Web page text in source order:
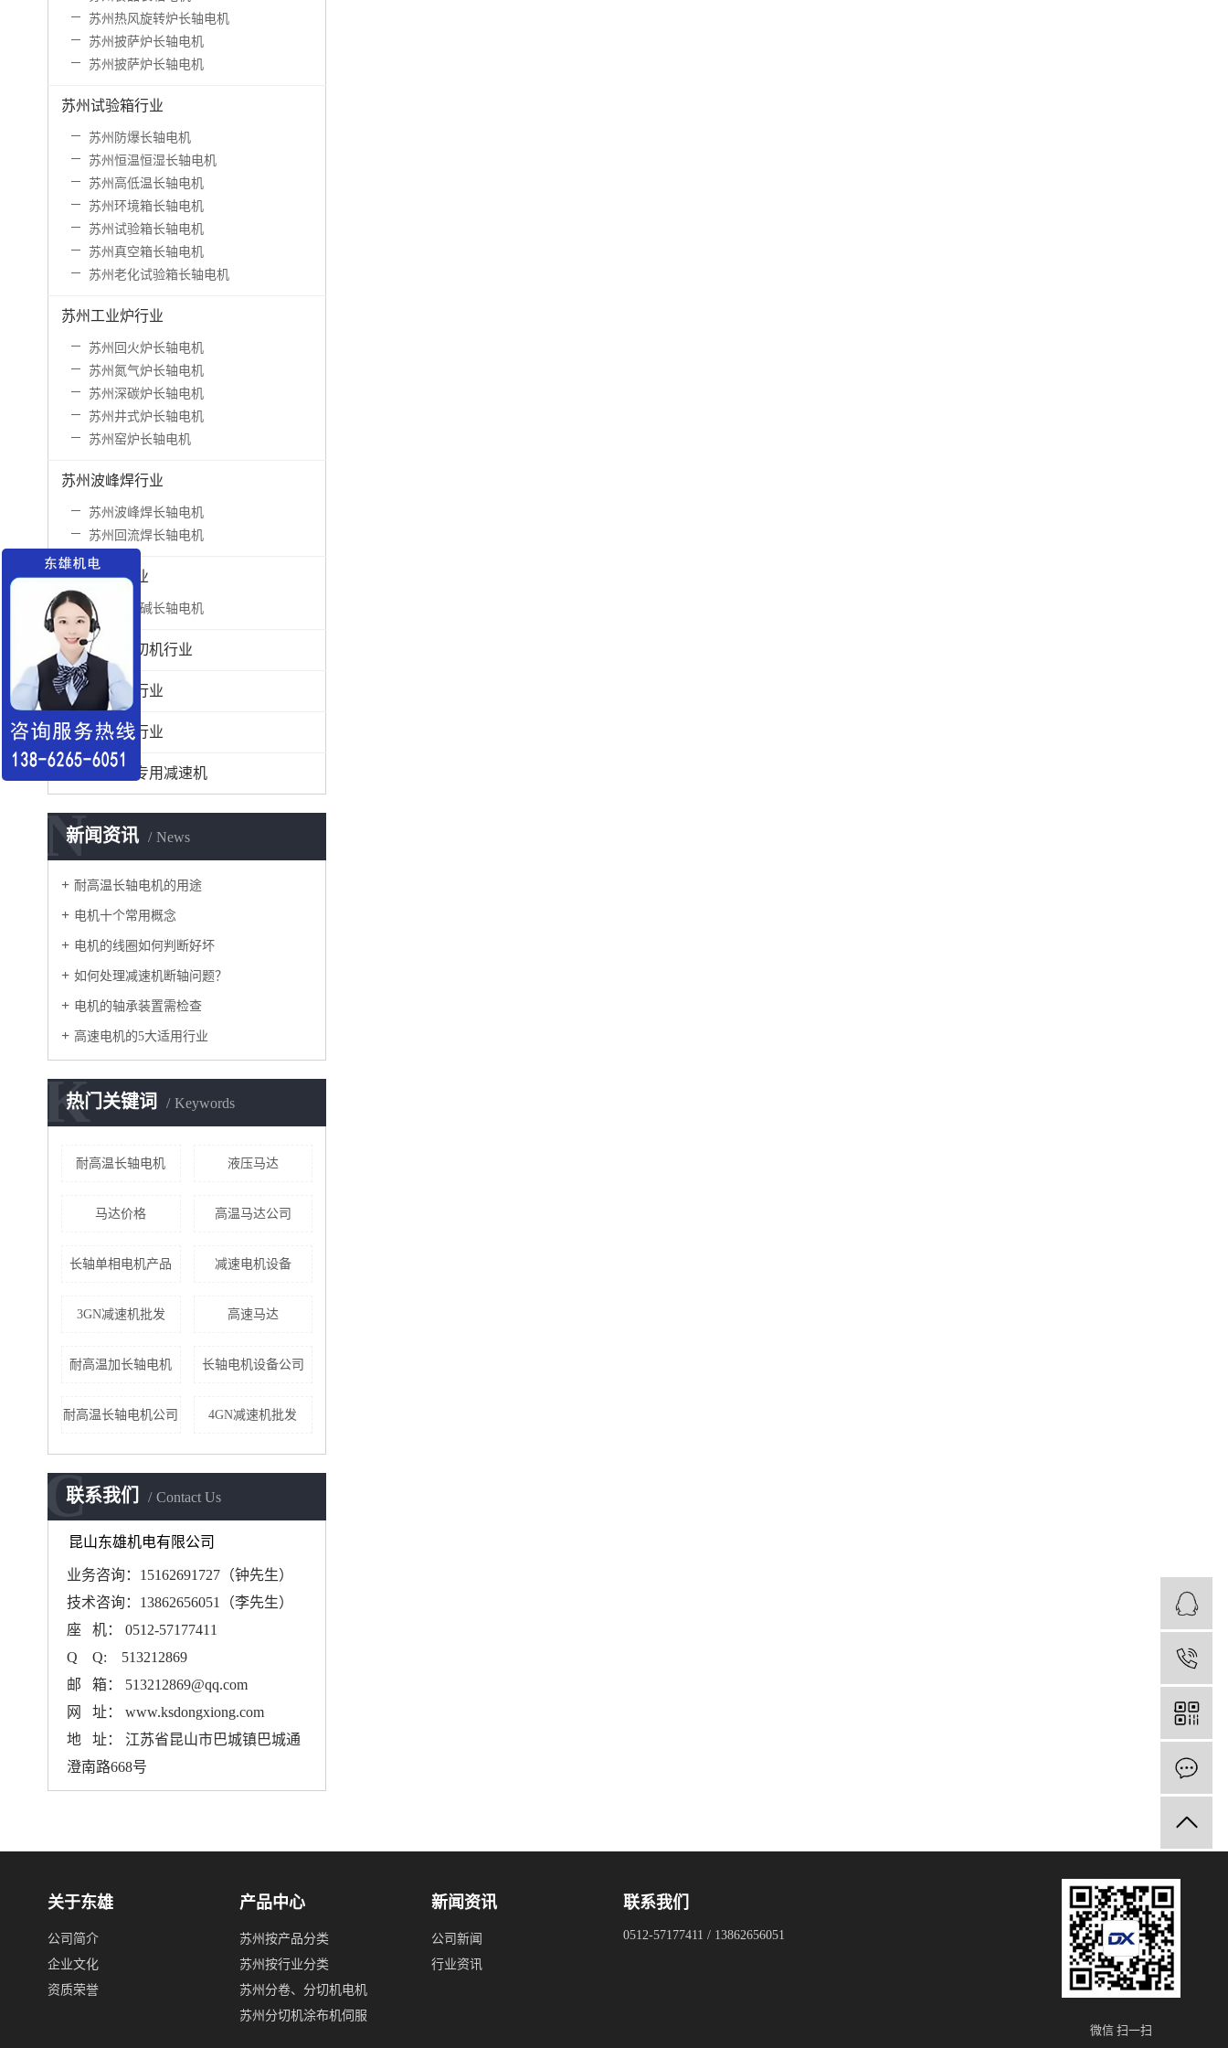
苏州热风旋转炉长轴电机
苏州披萨炉长轴电机
苏州披萨炉长轴电机
苏州试验箱行业
苏州防爆长轴电机
苏州恒温恒湿长轴电机
苏州高低温长轴电机
苏州环境箱长轴电机
苏州试验箱长轴电机
苏州真空箱长轴电机
苏州老化试验箱长轴电机
苏州工业炉行业
苏州回火炉长轴电机
苏州氮气炉长轴电机
苏州深碳炉长轴电机
苏州井式炉长轴电机
苏州窑炉长轴电机
苏州波峰焊行业
苏州波峰焊长轴电机
苏州回流焊长轴电机
苏州化工行业
苏州耐酸碱长轴电机
苏州分卷封切机行业
苏州分切机行业
苏州涂布机行业
苏州封边机专用减速机
新闻资讯 News
N
耐高温长轴电机的用途
电机十个常用概念
电机的线圈如何判断好坏
如何处理减速机断轴问题？
电机的轴承装置需检查
高速电机的5大适用行业
热门关键词 Keywords
K
耐高温长轴电机 液压马达
马达价格 高温马达公司
长轴单相电机产品 减速电机设备
3GN减速机批发 高速马达
耐高温加长轴电机 长轴电机设备公司
耐高温长轴电机公司 4GN减速机批发
联系我们 Contact Us
C
昆山东雄机电有限公司
业务咨询：15162691727（钟先生）
技术咨询：13862656051（李先生）
座 机： 0512-57177411
Q Q: 513212869
邮 箱： 513212869@qq.com
网 址： www.ksdongxiong.com
地 址： 江苏省昆山市巴城镇巴城通
澄南路668号
关于东雄
公司简介
企业文化
资质荣誉
产品中心
苏州按产品分类
苏州按行业分类
苏州分卷、分切机电机
苏州分切机涂布机伺服
新闻资讯
公司新闻
行业资讯
联系我们
0512-57177411 / 13862656051
微信 扫一扫